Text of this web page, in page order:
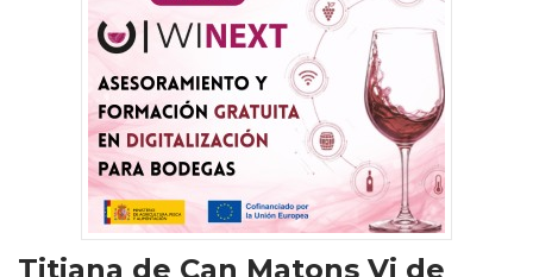
Titiana de Can Matons Vi de